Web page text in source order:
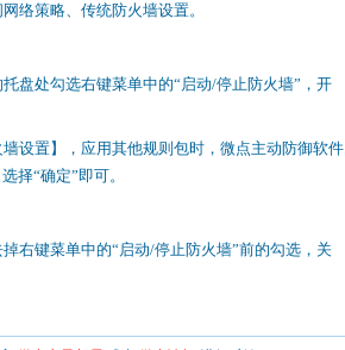
络策略、传统防火墙设置。
盘处勾选右键菜单中的“启动/停止防火墙”，开
设置】，应用其他规则包时，微点主动防御软件
择“确定”即可。
右键菜单中的“启动/停止防火墙”前的勾选，关